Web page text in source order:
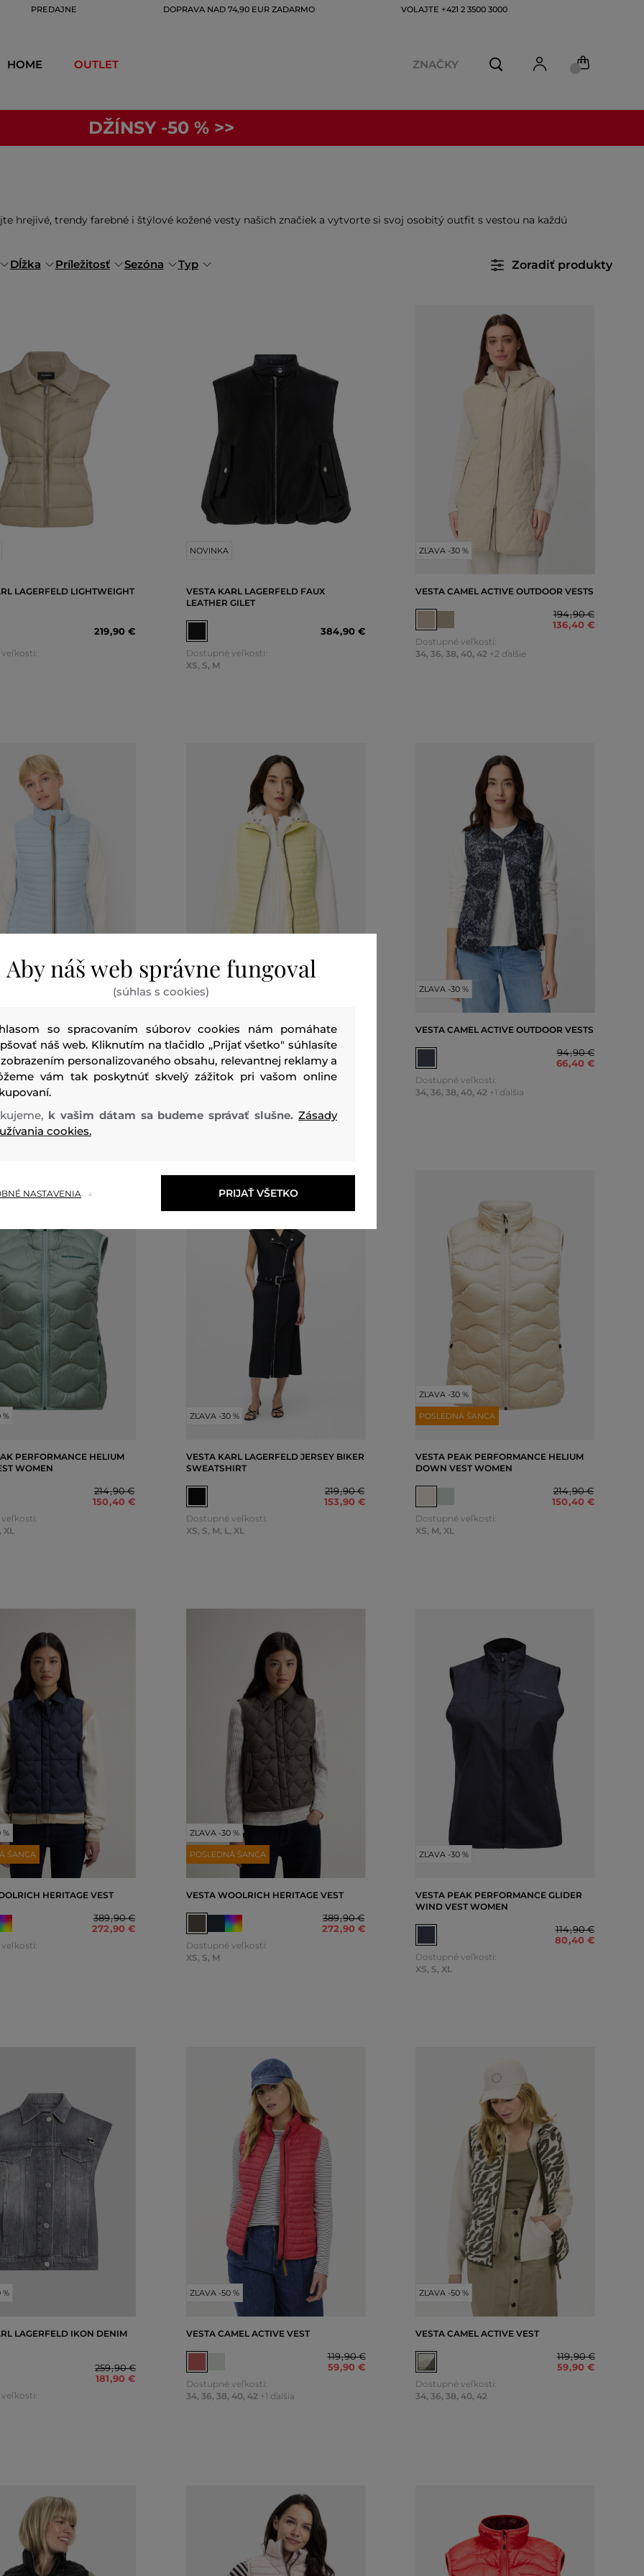
PREDAJNE DOPRAVA NAD 74,90 EUR ZADARMO VOLAJTE +421 2 3500 3000
HOME OUTLET ZNAČKY
DŽÍNSY -50 % >>
hrejivé, trendy farebné i štýlové kožené vesty našich značiek a vytvorte si svoj osobitý outfit s vestou na každú
Dĺžka Príležitosť Sezóna Typ Zoradiť produkty
LAGERFELD LIGHTWEIGHT
219,90 €
NOVINKA
VESTA KARL LAGERFELD FAUX
LEATHER GILET
384,90 €
Dostupné veľkosti:
XS, S, M
ZĽAVA -30 %
VESTA CAMEL ACTIVE OUTDOOR VESTS
194,90 €
136,40 €
Dostupné veľkosti:
34, 36, 38, 40, 42 +2 ďalšie
ACTIVE OUTDOOR VESTS
119, 90 €
83,90 €
40, 42 +2 ďalšie
ZĽAVA -30 %
VESTA CAMEL ACTIVE OUTDOOR VESTS
144
101
Dostupné veľkosti:
ZĽAVA -30 %
VESTA CAMEL ACTIVE OUTDOOR VESTS
94,90 €
66,40 €
Dostupné veľkosti:
34, 36, 38, 40, 42 +1 ďalšia
%
PERFORMANCE HELIUM
WOMEN
214,90 €
150,40 €
, XL
ZĽAVA -30 %
VESTA KARL LAGERFELD JERSEY BIKER
SWEATSHIRT
219,90 €
153,90 €
Dostupné veľkosti:
XS, S, M, L, XL
ZĽAVA -30 %
POSLEDNÁ ŠANCA
VESTA PEAK PERFORMANCE HELIUM
DOWN VEST WOMEN
214,90 €
150,40 €
Dostupné veľkosti:
XS, M, XL
%
ŠANCA
HERITAGE VEST
389,90 €
272,90 €
ZĽAVA -30 %
POSLEDNÁ ŠANCA
VESTA WOOLRICH HERITAGE VEST
389,90 €
272,90 €
Dostupné veľkosti:
XS, S, M
ZĽAVA -30 %
VESTA PEAK PERFORMANCE GLIDER
WIND VEST WOMEN
114,90 €
80,40 €
Dostupné veľkosti:
XS, S, XL
%
LAGERFELD IKON DENIM
259,90 €
181,90 €
ZĽAVA -50 %
VESTA CAMEL ACTIVE VEST
119,90 €
59,90 €
Dostupné veľkosti:
34, 36, 38, 40, 42 +1 ďalšia
ZĽAVA -50 %
VESTA CAMEL ACTIVE VEST
119,90 €
59,90 €
Dostupné veľkosti:
34, 36, 38, 40, 42
Aby náš web správne fungoval
(súhlas s cookies)
so spracovaním súborov cookies nám pomáhate
náš web. Kliknutím na tlačidlo „Prijať všetko" súhlasíte
personalizovaného obsahu, relevantnej reklamy a
vám tak poskytnúť skvelý zážitok pri vašom online
k vašim dátam sa budeme správať slušne. Zásady
cookies.
NASTAVENIA PRIJAŤ VŠETKO